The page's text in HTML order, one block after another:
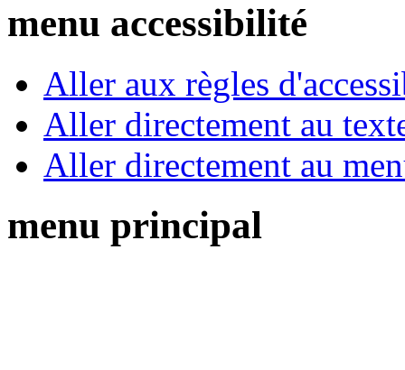
menu accessibilité
Aller aux règles
Aller directement au
Aller directement au
menu principal